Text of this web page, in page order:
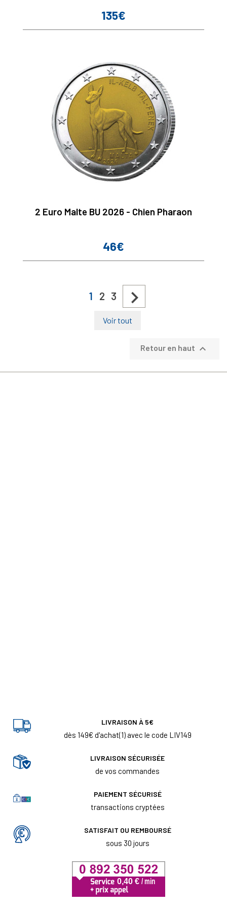
Prix
135€
2 Euro Malte BU 2026 - Chien Pharaon
Prix
46€
1 2 3 
Voir tout
Retour en haut 
LIVRAISON À 5€
dès 149€ d'achat(1) avec le code LIV149
LIVRAISON SÉCURISÉE
de vos commandes
PAIEMENT SÉCURISÉ
transactions cryptées
SATISFAIT OU REMBOURSÉ
sous 30 jours